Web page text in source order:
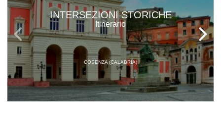
INTERSEZIONI STORICHE
Itinerario
COSENZA (CALABRIA)